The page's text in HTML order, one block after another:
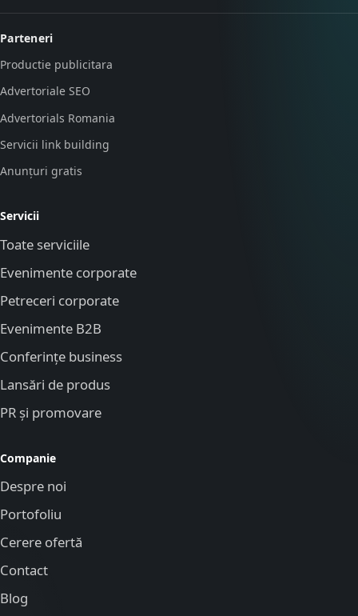
Parteneri
Productie publicitara
Advertoriale SEO
Advertorials Romania
Servicii link building
Anunțuri gratis
Servicii
Toate serviciile
Evenimente corporate
Petreceri corporate
Evenimente B2B
Conferințe business
Lansări de produs
PR și promovare
Companie
Despre noi
Portofoliu
Cerere ofertă
Contact
Blog